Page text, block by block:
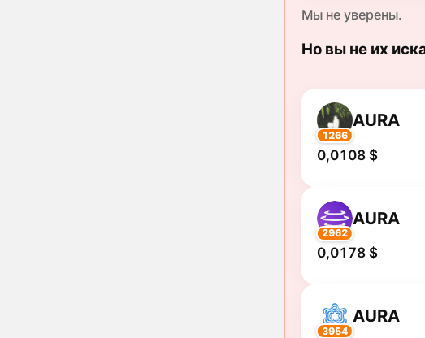
Мы не уверены.
Но вы не их
1266
AURA
0,0108 $
2962
AURA
0,0178 $
3954
AURA